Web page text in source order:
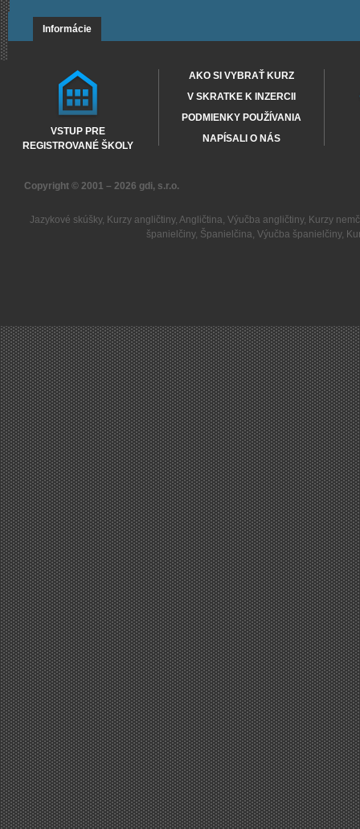
Informácie
VSTUP PRE
REGISTROVANÉ ŠKOLY
AKO SI VYBRAŤ KURZ
V SKRATKE K INZERCII
PODMIENKY POUŽÍVANIA
NAPÍSALI O NÁS
Copyright © 2001 – 2026 gdi, s.r.o.
Jazykové skúšky, Kurzy angličtiny, Angličtina, Výučba angličtiny, Kurzy
španielčiny, Španielčina, Výučba španielčiny,